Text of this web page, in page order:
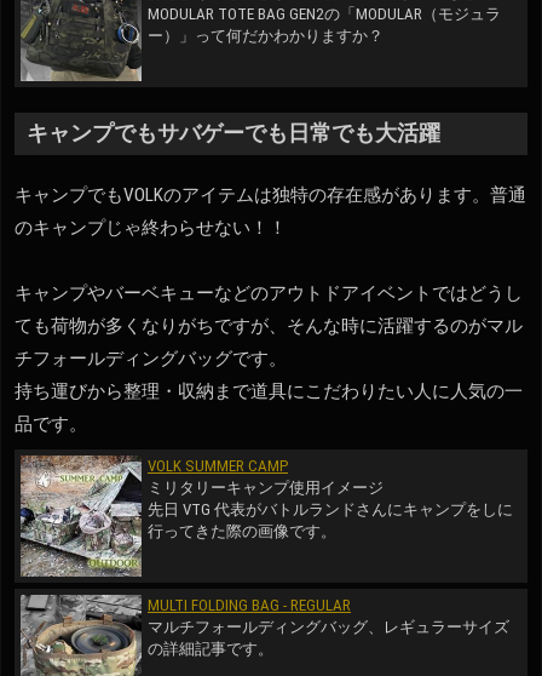
MODULAR TOTE BAG GEN2の「MODULAR（モジュラ
ー）」って何だかわかりますか？
キャンプでもサバゲーでも日常でも大活躍
キャンプでもVOLKのアイテムは独特の存在感があります。普通
のキャンプじゃ終わらせない！！
キャンプやバーベキューなどのアウトドアイベントではどうし
ても荷物が多くなりがちですが、そんな時に活躍するのがマル
チフォールディングバッグです。
持ち運びから整理・収納まで道具にこだわりたい人に人気の一
品です。
VOLK SUMMER CAMP
ミリタリーキャンプ使用イメージ
先日 VTG 代表がバトルランドさんにキャンプをしに
行ってきた際の画像です。
MULTI FOLDING BAG - REGULAR
マルチフォールディングバッグ、レギュラーサイズ
の詳細記事です。